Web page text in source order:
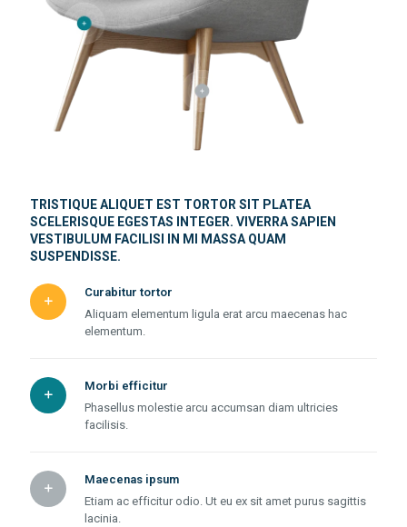
TRISTIQUE ALIQUET EST TORTOR SIT PLATEA
SCELERISQUE EGESTAS INTEGER. VIVERRA SAPIEN
VESTIBULUM FACILISI IN MI MASSA QUAM
SUSPENDISSE.
Curabitur tortor
Aliquam elementum ligula erat arcu maecenas hac
elementum.
Morbi efficitur
Phasellus molestie arcu accumsan diam ultricies
facilisis.
Maecenas ipsum
Etiam ac efficitur odio. Ut eu ex sit amet purus sagittis
lacinia.